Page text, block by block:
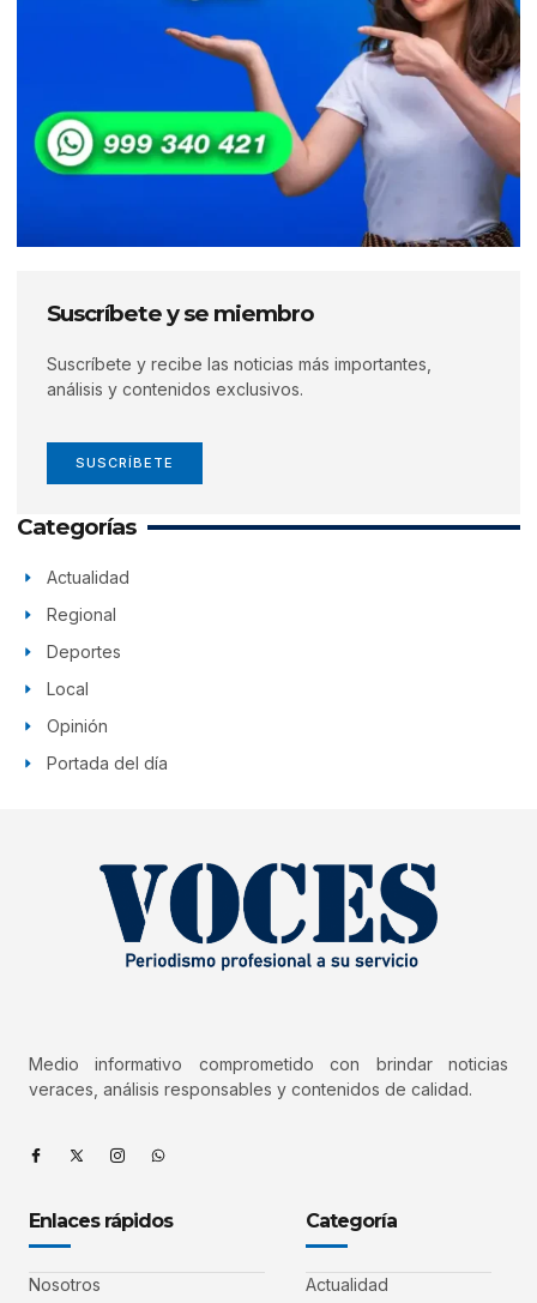
Suscríbete y se miembro
Suscríbete y recibe las noticias más importantes,
análisis y contenidos exclusivos.
SUSCRÍBETE
Categorías
Actualidad
Regional
Deportes
Local
Opinión
Portada del día
Medio informativo comprometido con brindar noticias
veraces, análisis responsables y contenidos de calidad.
Enlaces rápidos
Nosotros
Categoría
Actualidad